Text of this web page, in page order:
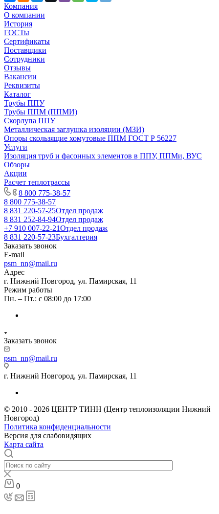
Компания
О компании
История
ГОСТы
Сертификаты
Поставщики
Сотрудники
Отзывы
Вакансии
Реквизиты
Каталог
Трубы ППУ
Трубы ППМ (ППМИ)
Скорлупа ППУ
Металлическая заглушка изоляции (МЗИ)
Опоры скользящие хомутовые ППМ ГОСТ Р 56227
Услуги
Изоляция труб и фасонных элементов в ППУ, ППМи, ВУС
Обзоры
Акции
Расчет теплотрассы
8 800 775-38-57
8 800 775-38-57
8 831 220-57-25Отдел продаж
8 831 252-84-94Отдел продаж
+7 910 007-22-21Отдел продаж
8 831 220-57-23Бухгалтерия
Заказать звонок
E-mail
psm_nn@mail.ru
Адрес
г. Нижний Новгород, ул. Памирская, 11
Режим работы
Пн. – Пт.: с 08:00 до 17:00
Заказать звонок
psm_nn@mail.ru
г. Нижний Новгород, ул. Памирская, 11
© 2010 - 2026 ЦЕНТР ТИНН (Центр теплоизоляции Нижний
Новгород)
Политика конфиденциальности
Версия для слабовидящих
Карта сайта
0